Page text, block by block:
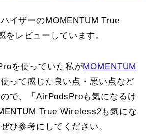
イザーのMOMENTUM True
レビューしています。
を使っていた私がMOMENTUM
使って感じた良い点・悪い点など
で、「AirPodsProも気になるけ
True Wireless2も気にな
ひ参考にしてください。